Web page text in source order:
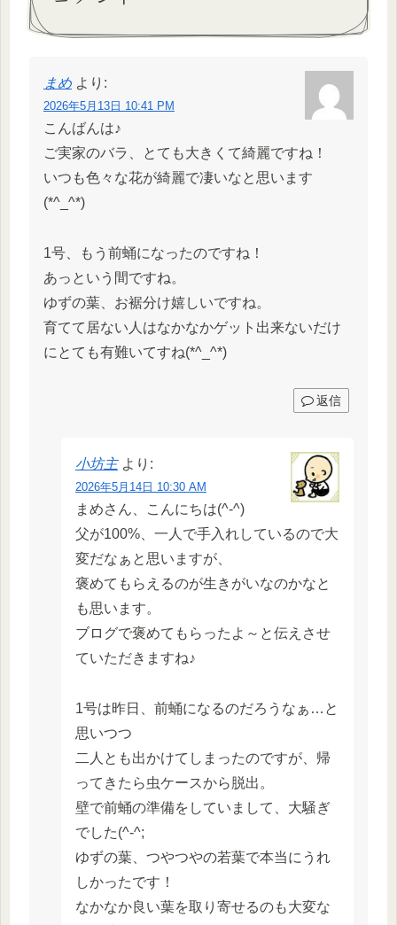
まめ より:
2026年5月13日 10:41 PM
こんばんは♪
ご実家のバラ、とても大きくて綺麗ですね！
いつも色々な花が綺麗で凄いなと思います
(*^_^*)
1号、もう前蛹になったのですね！
あっという間ですね。
ゆずの葉、お裾分け嬉しいですね。
育てて居ない人はなかなかゲット出来ないだけ
にとても有難いてすね(*^_^*)
返信
小坊主 より:
2026年5月14日 10:30 AM
まめさん、こんにちは(^-^)
父が100%、一人で手入れしているので大
変だなぁと思いますが、
褒めてもらえるのが生きがいなのかなと
も思います。
ブログで褒めてもらったよ～と伝えさせ
ていただきますね♪
1号は昨日、前蛹になるのだろうなぁ…と
思いつつ
二人とも出かけてしまったのですが、帰
ってきたら虫ケースから脱出。
壁で前蛹の準備をしていまして、大騒ぎ
でした(^-^;
ゆずの葉、つやつやの若葉で本当にうれ
しかったです！
なかなか良い葉を取り寄せるのも大変な